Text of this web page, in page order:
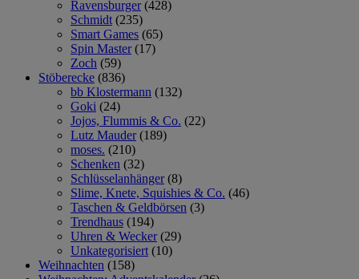
Ravensburger (428)
Schmidt (235)
Smart Games (65)
Spin Master (17)
Zoch (59)
Stöberecke (836)
bb Klostermann (132)
Goki (24)
Jojos, Flummis & Co. (22)
Lutz Mauder (189)
moses. (210)
Schenken (32)
Schlüsselanhänger (8)
Slime, Knete, Squishies & Co. (46)
Taschen & Geldbörsen (3)
Trendhaus (194)
Uhren & Wecker (29)
Unkategorisiert (10)
Weihnachten (158)